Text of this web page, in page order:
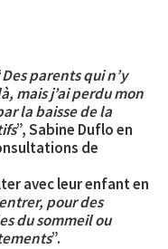
Des parents qui n’y
mais j’ai perdu mon
la baisse de la
”, Sabine Duflo en
de
avec leur enfant en
pour des
du sommeil ou
”.